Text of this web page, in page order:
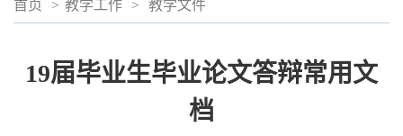
首页 > 教学工作 > 教学文件
19届毕业生毕业论文答辩常用文
档